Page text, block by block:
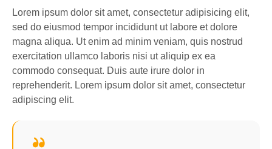
Lorem ipsum dolor sit amet, consectetur adipisicing elit,
sed do eiusmod tempor incididunt ut labore et dolore
magna aliqua. Ut enim ad minim veniam, quis nostrud
exercitation ullamco laboris nisi ut aliquip ex ea
commodo consequat. Duis aute irure dolor in
reprehenderit. Lorem ipsum dolor sit amet, consectetur
adipiscing elit.